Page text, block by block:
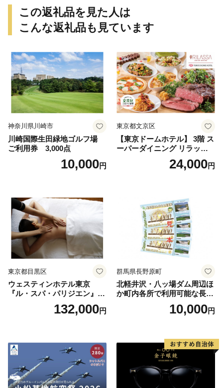
この返礼品を見た人は
こんな返礼品も見ています
神奈川県川崎市
川崎国際生田緑地ゴルフ場
ご利用券 3,000点
10,000円
東京都文京区
【東京ドームホテル】 3階 ス
ーパーダイニング リラッサ
ランチブッフェ お食事券 大
人1名様分 関東 東京 ご利用
24,000円
東京都目黒区
ウェスティンホテル東京
『ル・スパ・パリジエン』選
べるボディセラピー90分/1名
132,000円
群馬県長野原町
北軽井沢・八ッ場ダム周辺ほ
か町内各所で利用可能な長野
原町ふるさと感謝券（3,000
円分）【トラベル 観光 旅行
10,000円